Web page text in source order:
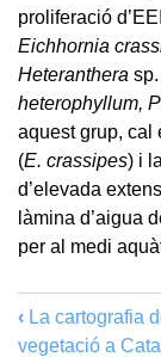
proliferació
Eichhornia
Heteranthera
heterophyllum,
aquest grup, cal
(E. crassipes) i
d’elevada
làmina d’aigua
per al medi
‹ La cartografia
vegetació a